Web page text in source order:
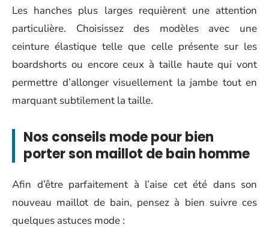
Les hanches plus larges requièrent une attention
particulière. Choisissez des modèles avec une
ceinture élastique telle que celle présente sur les
boardshorts ou encore ceux à taille haute qui vont
permettre d’allonger visuellement la jambe tout en
marquant subtilement la taille.
Nos conseils modepour bien
porter son maillot de bain homme
Afin d’être parfaitement à l’aise cet été dans son
nouveau maillot de bain, pensez à bien suivre ces
quelques astuces mode :